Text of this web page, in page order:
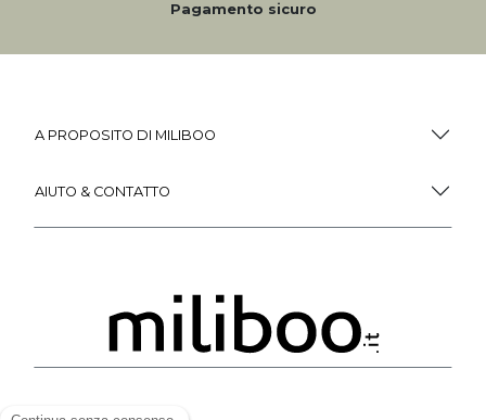
Pagamento sicuro
A PROPOSITO DI MILIBOO
AIUTO & CONTATTO